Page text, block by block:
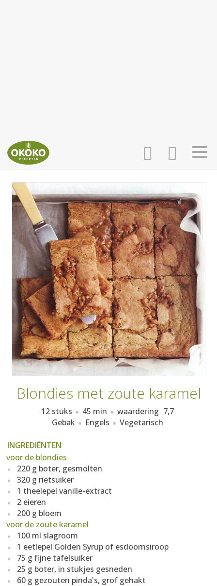
INLOGGEN
AANMELDEN
HOME
RECEPTEN
WEEKMENU'S
KOOKBOEKEN
Blondies met zoute karamel
12 stuks 45 min waardering 7,7
Gebak
Engels Vegetarisch
INGREDIËNTEN
voor de blondies
220 g boter, gesmolten
320 g rietsuiker
1 theelepel vanille-extract
2 eieren
200 g bloem
voor de zoute karamel
100 ml slagroom
1 eetlepel Golden Syrup of esdoornsiroop
75 g fijne tafelsuiker
25 g boter, in stukjes gesneden
60 g gezouten pinda's, grof gehakt